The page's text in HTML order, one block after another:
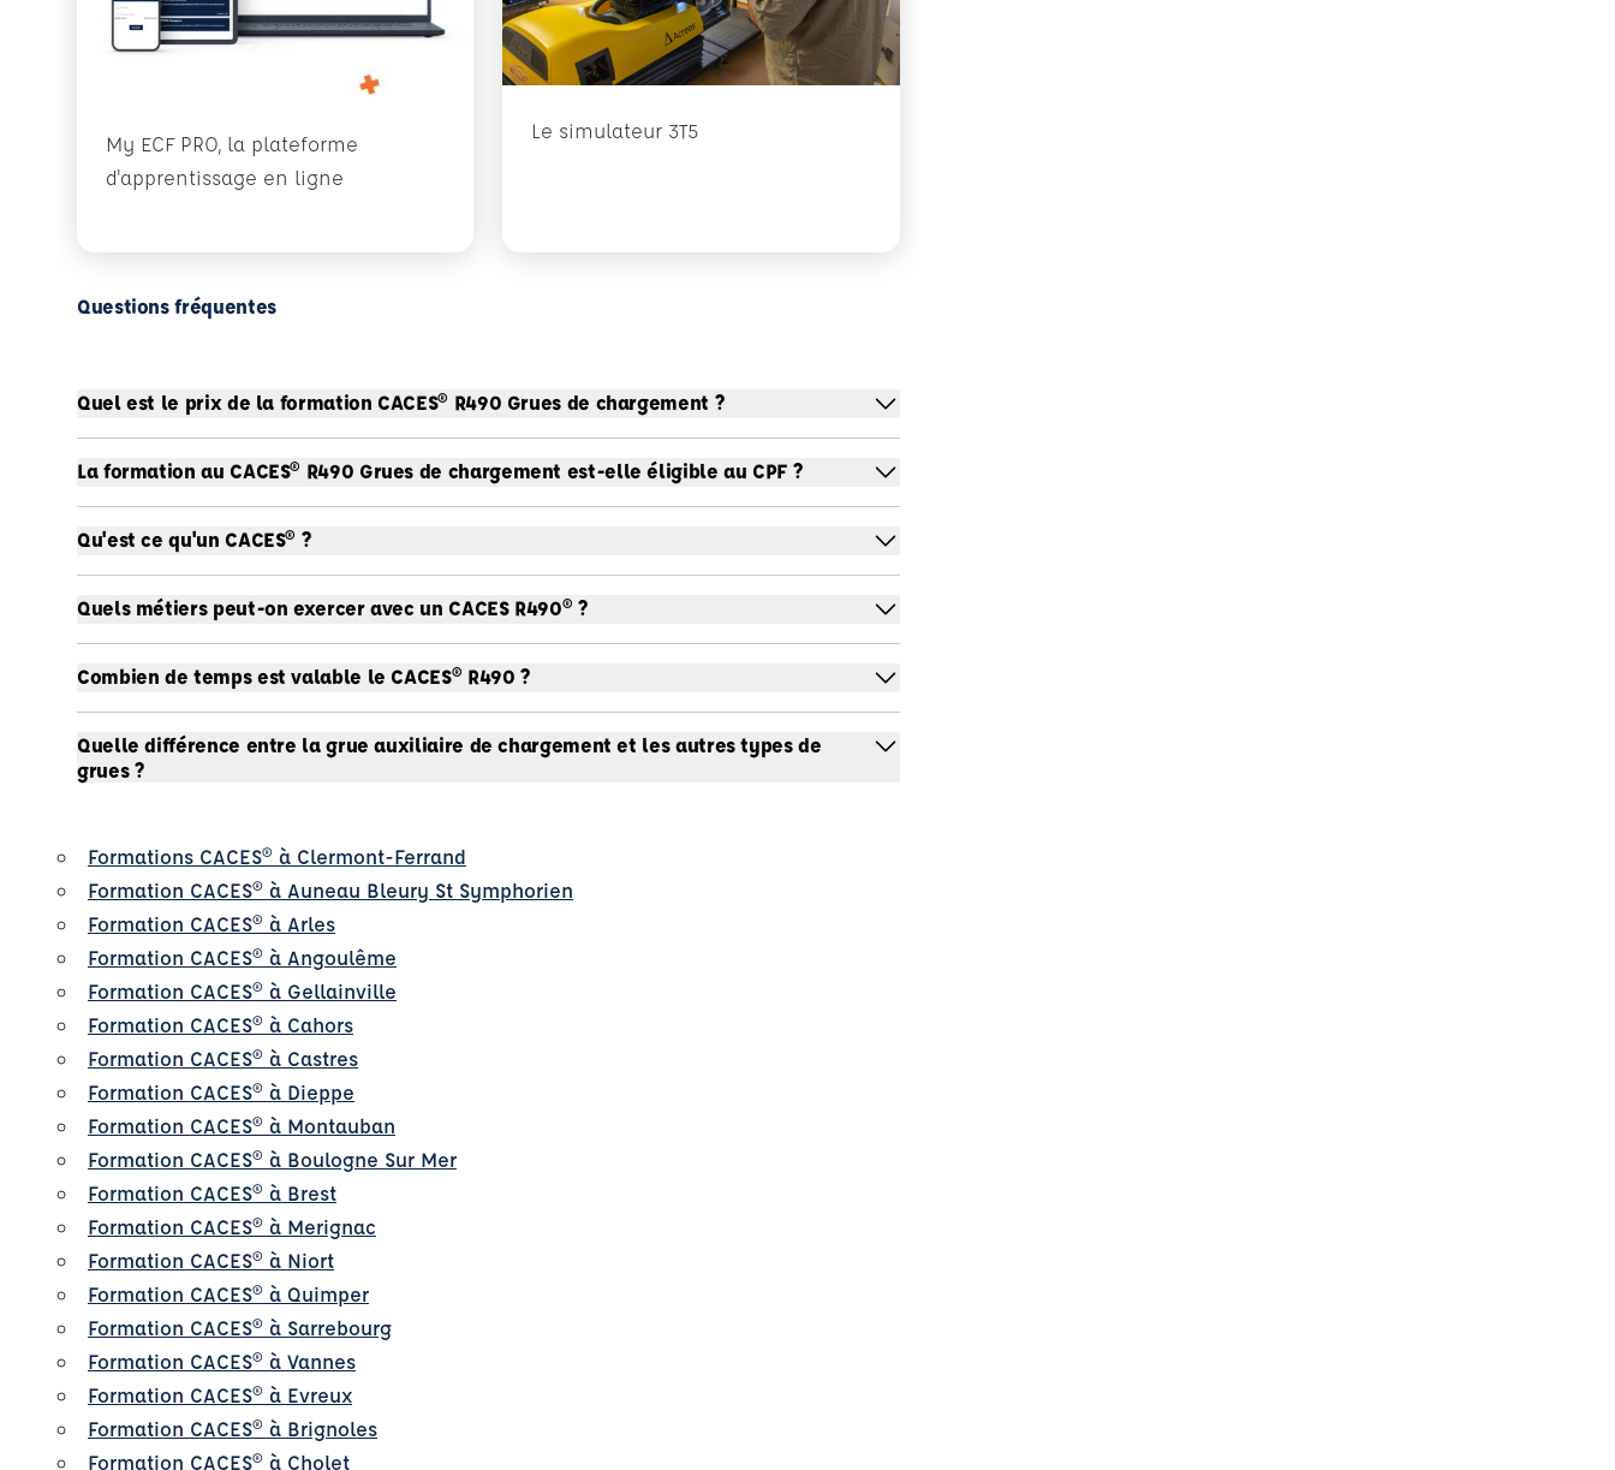
My ECF PRO, la plateforme
d'apprentissage en ligne
Le simulateur 3T5
Questions fréquentes
Quel est le prix de la formation CACES® R490 Grues de chargement ?
La formation au CACES® R490 Grues de chargement est-elle éligible au CPF ?
Qu'est ce qu'un CACES® ?
Quels métiers peut-on exercer avec un CACES R490® ?
Combien de temps est valable le CACES® R490 ?
Quelle différence entre la grue auxiliaire de chargement et les autres types de
grues ?
Formations CACES® à Clermont-Ferrand
Formation CACES® à Auneau Bleury St Symphorien
Formation CACES® à Arles
Formation CACES® à Angoulême
Formation CACES® à Gellainville
Formation CACES® à Cahors
Formation CACES® à Castres
Formation CACES® à Dieppe
Formation CACES® à Montauban
Formation CACES® à Boulogne Sur Mer
Formation CACES® à Brest
Formation CACES® à Merignac
Formation CACES® à Niort
Formation CACES® à Quimper
Formation CACES® à Sarrebourg
Formation CACES® à Vannes
Formation CACES® à Evreux
Formation CACES® à Brignoles
Formation CACES® à Cholet